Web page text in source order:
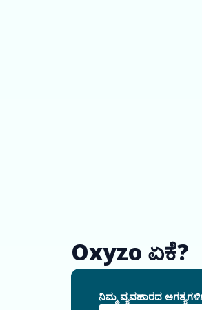
Oxyzo ಏಕೆ?
ನಿಮ್ಮ ವ್ಯವಹಾರದ